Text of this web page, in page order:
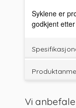
Syklene er
godkjent
Vi